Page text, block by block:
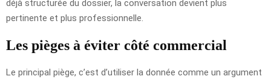
déjà structurée du dossier, la conversation devient plus
pertinente et plus professionnelle.
Les pièges à éviter côté commercial
Le principal piège, c’est d’utiliser la donnée comme un argument